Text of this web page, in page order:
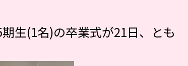
生(1名)の卒業式が21日、とも